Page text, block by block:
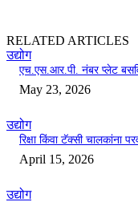
RELATED ARTICLES
उद्योग
एच.एस.आर.पी. नंबर प्लेट
May 23, 2026
उद्योग
रिक्षा किंवा टॅक्सी चालकांना
April 15, 2026
उद्योग